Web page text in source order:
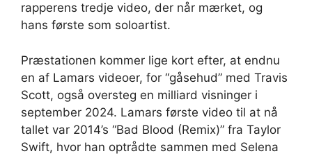
rapperens tredje video, der når mærket, og
hans første som soloartist.
Præstationen kommer lige kort efter, at endnu
en af ​​Lamars videoer, for “gåsehud” med Travis
Scott, også oversteg en milliard visninger i
september 2024. Lamars første video til at nå
tallet var 2014’s “Bad Blood (Remix)” fra Taylor
Swift, hvor han optrådte sammen med Selena